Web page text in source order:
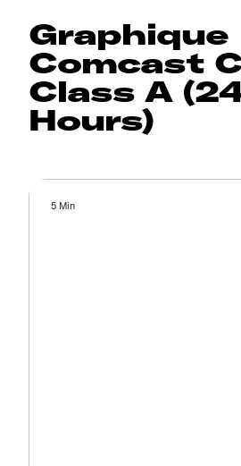
Graphique
Comcast
Class A
Hours)
5 Min